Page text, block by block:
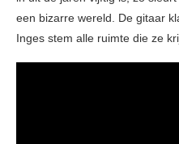
een bizarre wereld. De gitaar
Inges stem alle ruimte die ze